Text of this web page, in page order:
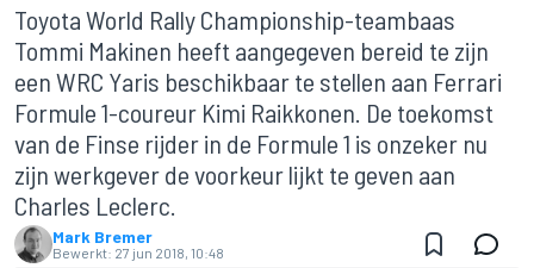
Toyota World Rally Championship-teambaas
Tommi Makinen heeft aangegeven bereid te zijn
een WRC Yaris beschikbaar te stellen aan Ferrari
Formule 1-coureur Kimi Raikkonen. De toekomst
van de Finse rijder in de Formule 1 is onzeker nu
zijn werkgever de voorkeur lijkt te geven aan
Charles Leclerc.
Mark Bremer
Bewerkt: 27 jun 2018, 10:48